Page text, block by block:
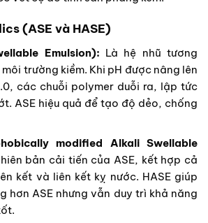
(ASE và HASE)
Emulsion): Là hệ nhũ tương
trường kiềm. Khi pH được nâng lên
các chuỗi polymer duỗi ra, lập tức
ASE hiệu quả để tạo độ dẻo, chống
modified Alkali Swellable
bản cải tiến của ASE, kết hợp cả
kết và liên kết kỵ nước. HASE giúp
hơn ASE nhưng vẫn duy trì khả năng